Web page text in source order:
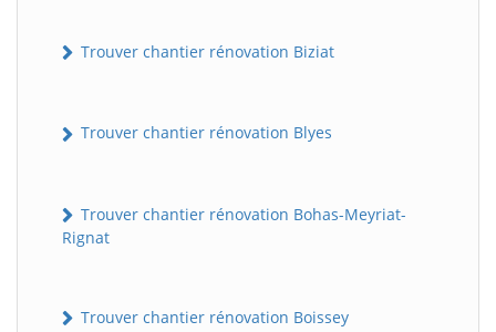
Trouver chantier rénovation Biziat
Trouver chantier rénovation Blyes
Trouver chantier rénovation Bohas-Meyriat-
Rignat
Trouver chantier rénovation Boissey